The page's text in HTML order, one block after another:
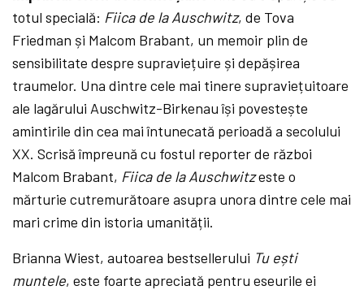
totul specială: Fiica de la Auschwitz, de Tova
Friedman și Malcom Brabant, un memoir plin de
sensibilitate despre supraviețuire și depășirea
traumelor. Una dintre cele mai tinere supraviețuitoare
ale lagărului Auschwitz-Birkenau își povestește
amintirile din cea mai întunecată perioadă a secolului
XX. Scrisă împreună cu fostul reporter de război
Malcom Brabant, Fiica de la Auschwitzeste o
mărturie cutremurătoare asupra unora dintre cele mai
mari crime din istoria umanității.
Brianna Wiest, autoarea bestsellerului Tu ești
muntele, este foarte apreciată pentru eseurile ei